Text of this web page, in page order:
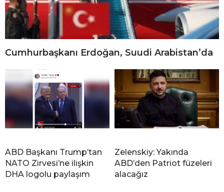
Cumhurbaşkanı Erdoğan, Suudi Arabistan’da
ABD Başkanı Trump’tan
NATO Zirvesi’ne ilişkin
DHA logolu paylaşım
Zelenskiy: Yakında
ABD’den Patriot füzeleri
alacağız